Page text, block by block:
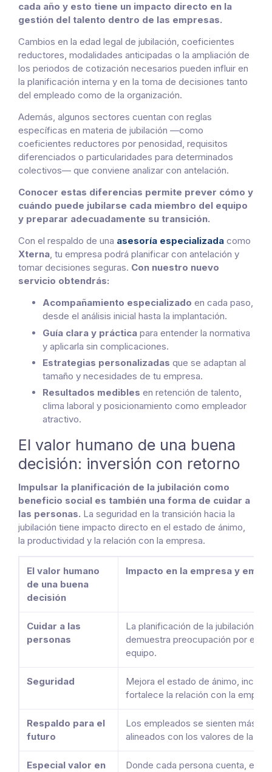
cada año y esto tiene un impacto directo en la
gestión del talento dentro de las empresas.
Cambios en la edad legal de jubilación, coeficientes
reductores, modalidades anticipadas o la ampliación de
los periodos de cotización necesarios pueden influir en
la planificación interna y en la toma de decisiones tanto
del empleado como de la organización.
Además, algunos sectores cuentan con reglas
específicas en materia de jubilación —como
coeficientes reductores por penosidad, requisitos
diferenciados o particularidades para determinados
colectivos— que conviene analizar con antelación.
Conocer estas diferencias permite prever cómo y
cuándo puede jubilarse cada miembro del equipo
y preparar adecuadamente su transición.
Con el respaldo de una asesoría especializada como
Xterna, tu empresa podrá planificar con antelación y
tomar decisiones seguras. Con nuestro nuevo
servicio obtendrás:
Acompañamiento especializado en cada paso,
desde el análisis inicial hasta la implantación.
Guía clara y práctica para entender la normativa
y aplicarla sin complicaciones.
Estrategias personalizadas que se adaptan al
tamaño y necesidades de tu empresa.
Resultados medibles en retención de talento,
clima laboral y posicionamiento como empleador
atractivo.
El valor humano de una buena
decisión: inversión con retorno
Impulsar la planificación de la jubilación como
beneficio social es también una forma de cuidar a
las personas. La seguridad en la transición hacia la
jubilación tiene impacto directo en el estado de ánimo,
la productividad y la relación con la empresa.
El valor humano
de una buena
decisión
Impacto en la empresa y
Cuidar a las
personas
La planificación de la jubilación
demuestra preocupación por el
equipo.
Seguridad
Mejora el estado de ánimo,
fortalece la relación con la
Respaldo para el
futuro
Los empleados se sienten más
alineados con los valores de la
Especial valor en
Donde cada persona cuenta,